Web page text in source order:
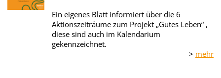
Ein eigenes Blatt informiert über die 6
Aktionszeiträume zum Projekt „Gutes Leben“ ,
diese sind auch im Kalendarium
gekennzeichnet.
> mehr